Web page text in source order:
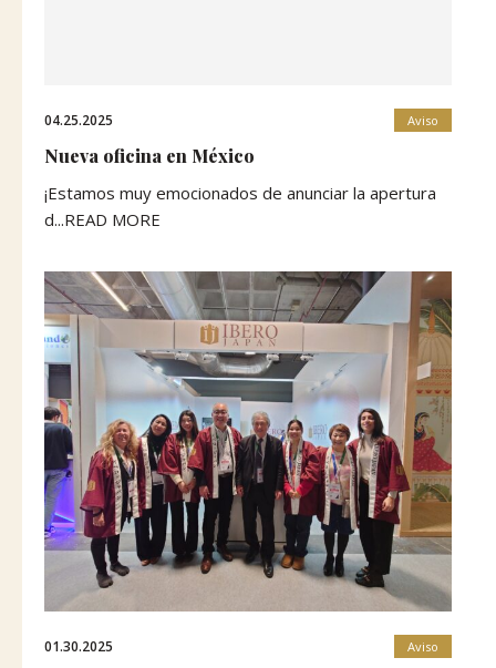
04.25.2025 Aviso
Nueva oficina en México
¡Estamos muy emocionados de anunciar la apertura
d...READ MORE
01.30.2025 Aviso